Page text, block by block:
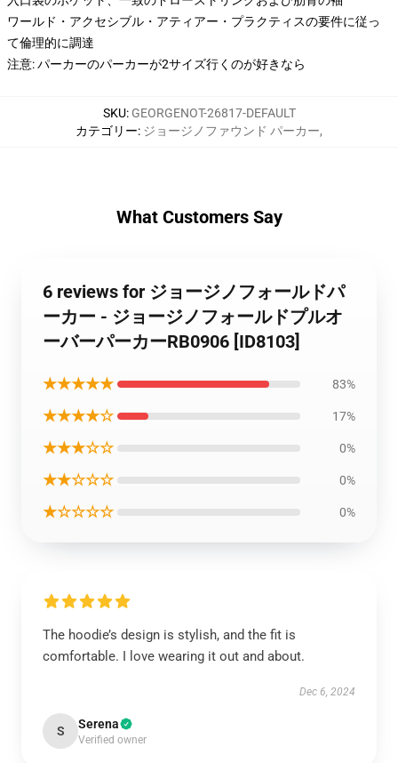
ワールド・アクセシブル・アティアー・プラクティスの要件に従っ
て倫理的に調達
注意: パーカーのパーカーが2サイズ行くのが好きなら
SKU: GEORGENOT-26817-DEFAULT
カテゴリー: ジョージノファウンド パーカー,
What Customers Say
6 reviews for ジョージノフォールドパ
ーカー - ジョージノフォールドプルオ
ーバーパーカーRB0906 [ID8103]
★★★★★ 83%
★★★★☆ 17%
★★★☆☆ 0%
★★☆☆☆ 0%
★☆☆☆☆ 0%
The hoodie’s design is stylish, and the fit is
comfortable. I love wearing it out and about.
Dec 6, 2024
S Serena
Verified owner